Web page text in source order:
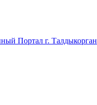
Портал г. Талдыкорган